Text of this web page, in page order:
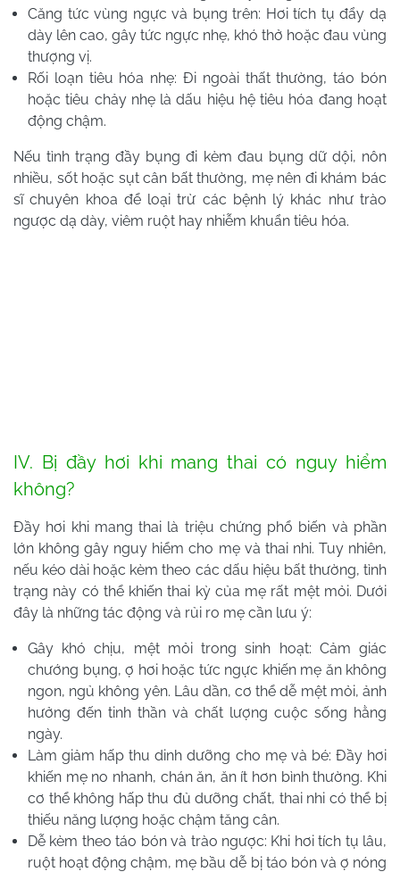
Căng tức vùng ngực và bụng trên: Hơi tích tụ đẩy dạ
dày lên cao, gây tức ngực nhẹ, khó thở hoặc đau vùng
thượng vị.
Rối loạn tiêu hóa nhẹ: Đi ngoài thất thường, táo bón
hoặc tiêu chảy nhẹ là dấu hiệu hệ tiêu hóa đang hoạt
động chậm.
Nếu tình trạng đầy bụng đi kèm đau bụng dữ dội, nôn
nhiều, sốt hoặc sụt cân bất thường, mẹ nên đi khám bác
sĩ chuyên khoa để loại trừ các bệnh lý khác như trào
ngược dạ dày, viêm ruột hay nhiễm khuẩn tiêu hóa.
IV. Bị đầy hơi khi mang thai có nguy hiểm
không?
Đầy hơi khi mang thai là triệu chứng phổ biến và phần
lớn không gây nguy hiểm cho mẹ và thai nhi. Tuy nhiên,
nếu kéo dài hoặc kèm theo các dấu hiệu bất thường, tình
trạng này có thể khiến thai kỳ của mẹ rất mệt mỏi. Dưới
đây là những tác động và rủi ro mẹ cần lưu ý:
Gây khó chịu, mệt mỏi trong sinh hoạt: Cảm giác
chướng bụng, ợ hơi hoặc tức ngực khiến mẹ ăn không
ngon, ngủ không yên. Lâu dần, cơ thể dễ mệt mỏi, ảnh
hưởng đến tinh thần và chất lượng cuộc sống hằng
ngày.
Làm giảm hấp thu dinh dưỡng cho mẹ và bé: Đầy hơi
khiến mẹ no nhanh, chán ăn, ăn ít hơn bình thường. Khi
cơ thể không hấp thu đủ dưỡng chất, thai nhi có thể bị
thiếu năng lượng hoặc chậm tăng cân.
Dễ kèm theo táo bón và trào ngược: Khi hơi tích tụ lâu,
ruột hoạt động chậm, mẹ bầu dễ bị táo bón và ợ nóng